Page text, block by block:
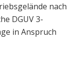
nach
DGUV 3-
in Anspruch